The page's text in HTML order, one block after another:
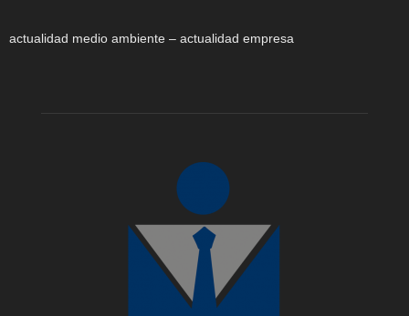
actualidad medio ambiente – actualidad empresa